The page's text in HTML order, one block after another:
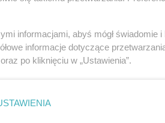
informacjami, abyś mógł
informacje dotyczące
oraz po kliknięciu w „Ustawienia”.